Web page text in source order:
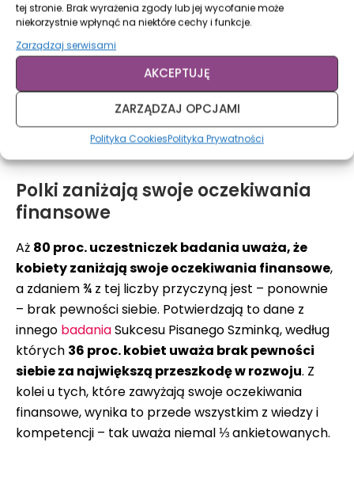
tej stronie. Brak wyrażenia zgody lub jej wycofanie może
niekorzystnie wpłynąć na niektóre cechy i funkcje.
Zarządzaj serwisami
AKCEPTUJĘ
ZARZĄDZAJ OPCJAMI
Polityka CookiesPolityka Prywatności
średnią lub prawdopodobną ceny w danej branży,
a ⅕ nawet wyżej. Jednocześnie 14 proc. wycenia
swoje działania poniżej stawki rynkowej.Mimo tego
aż 40 proc. zdarzyło się usłyszeć, że ich stawki
są niższe, niż u konkurencji, a tylko 13 proc., że
wyższe. Mniej niż połowa czuła się zadowolona ze
swojej wyceny
Polki zaniżają swoje oczekiwania
finansowe
Aż 80 proc. uczestniczek badania uważa, że
kobiety zaniżają swoje oczekiwania finansowe,
a zdaniem ¾ z tej liczby przyczyną jest – ponownie
– brak pewności siebie. Potwierdzają to dane z
innego badaniaSukcesu Pisanego Szminką, według
których 36 proc. kobiet uważa brak pewności
siebie za największą przeszkodę w rozwoju. Z
kolei u tych, które zawyżają swoje oczekiwania
finansowe, wynika to przede wszystkim z wiedzy i
kompetencji – tak uważa niemal ⅓ ankietowanych.